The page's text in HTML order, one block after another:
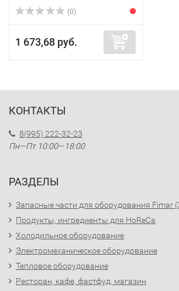
(0)
1 673,68 руб.
КОНТАКТЫ
8(995) 222-32-23
Пн—Пт 10:00—18:00
РАЗДЕЛЫ
Запасные части для оборудования Fimar
Продукты, ингредиенты для HoReCa
Холодильное оборудование
Электромеханическое оборудование
Тепловое оборудование
Ресторан, кафе, фастфуд, магазин